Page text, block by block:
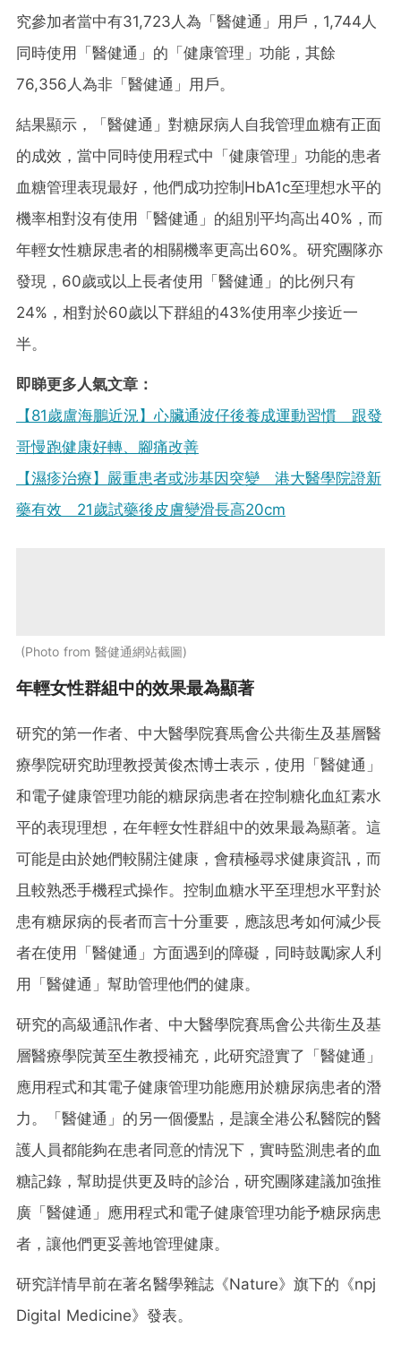
究參加者當中有31,723人為「醫健通」用戶，1,744人
同時使用「醫健通」的「健康管理」功能，其餘
76,356人為非「醫健通」用戶。
結果顯示，「醫健通」對糖尿病人自我管理血糖有正面
的成效，當中同時使用程式中「健康管理」功能的患者
血糖管理表現最好，他們成功控制HbA1c至理想水平的
機率相對沒有使用「醫健通」的組別平均高出40%，而
年輕女性糖尿患者的相關機率更高出60%。研究團隊亦
發現，60歲或以上長者使用「醫健通」的比例只有
24%，相對於60歲以下群組的43%使用率少接近一
半。
即睇更多人氣文章：
【81歲盧海鵬近況】心臟通波仔後養成運動習慣 跟發
哥慢跑健康好轉、腳痛改善
【濕疹治療】嚴重患者或涉基因突變 港大醫學院證新
藥有效 21歲試藥後皮膚變滑長高20cm
Photo from 醫健通網站截圖
年輕女性群組中的效果最為顯著
研究的第一作者、中大醫學院賽馬會公共衞生及基層醫
療學院研究助理教授黃俊杰博士表示，使用「醫健通」
和電子健康管理功能的糖尿病患者在控制糖化血紅素水
平的表現理想，在年輕女性群組中的效果最為顯著。這
可能是由於她們較關注健康，會積極尋求健康資訊，而
且較熟悉手機程式操作。控制血糖水平至理想水平對於
患有糖尿病的長者而言十分重要，應該思考如何減少長
者在使用「醫健通」方面遇到的障礙，同時鼓勵家人利
用「醫健通」幫助管理他們的健康。
研究的高級通訊作者、中大醫學院賽馬會公共衞生及基
層醫療學院黃至生教授補充，此研究證實了「醫健通」
應用程式和其電子健康管理功能應用於糖尿病患者的潛
力。「醫健通」的另一個優點，是讓全港公私醫院的醫
護人員都能夠在患者同意的情況下，實時監測患者的血
糖記錄，幫助提供更及時的診治，研究團隊建議加強推
廣「醫健通」應用程式和電子健康管理功能予糖尿病患
者，讓他們更妥善地管理健康。
研究詳情早前在著名醫學雜誌《Nature》旗下的《npj
Digital Medicine》發表。